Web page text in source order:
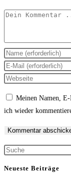
Kommentieren
Gib
deinen
Namen
Kommentieren
Gib
deine
zum
ein
Gib
ein
Meinen Namen,
ich wieder
Neueste Beiträge